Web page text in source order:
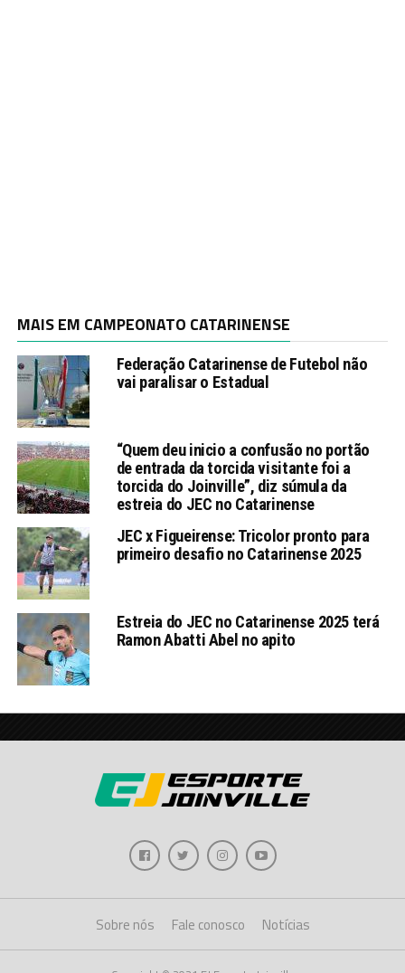
MAIS EM CAMPEONATO CATARINENSE
Federação Catarinense de Futebol não
vai paralisar o Estadual
“Quem deu inicio a confusão no portão
de entrada da torcida visitante foi a
torcida do Joinville”, diz súmula da
estreia do JEC no Catarinense
JEC x Figueirense: Tricolor pronto para
primeiro desafio no Catarinense 2025
Estreia do JEC no Catarinense 2025 terá
Ramon Abatti Abel no apito
Sobre nós Fale conosco Notícias